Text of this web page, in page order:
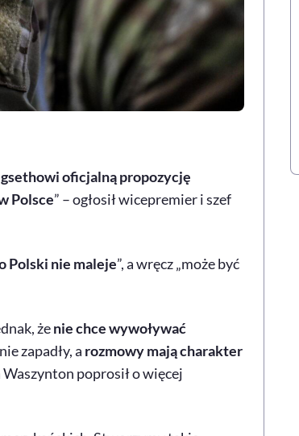
oficjalną propozycję
Polsce” – ogłosił wicepremier i szef
Polski nie maleje”, a wręcz „może być
żenie chce wywoływać
zapadły, a rozmowy mają charakter
Waszynton poprosił o więcej